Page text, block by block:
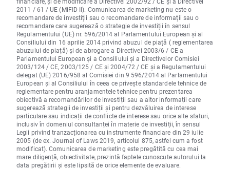
2011 / 61 / UE (MiFID II). Comunicarea de marketing nu este o
recomandare de investiții sau o recomandare de informații sau o
recomandare care sugerează o strategie de investiții în sensul
Regulamentului (UE) nr. 596/2014 al Parlamentului European și al
Consiliului din 16 aprilie 2014 privind abuzul de piață ( reglementarea
abuzului de piață) și de abrogare a Directivei 2003/6 / CE a
Parlamentului European și a Consiliului și a Directivelor Comisiei
2003/124 / CE, 2003/125 / CE și 2004/72 / CE și a Regulamentului
delegat (UE) 2016/958 al Comisiei din 9 596/2014 al Parlamentului
European și al Consiliului în ceea ce privește standardele tehnice de
reglementare pentru aranjamentele tehnice pentru prezentarea
obiectivă a recomandărilor de investiții sau a altor informații care
sugerează strategii de investiții și pentru dezvăluirea de interese
particulare sau indicații de conflicte de interese sau orice alte sfaturi,
inclusiv în domeniul consultanței în materie de investiții, în sensul
Legii privind tranzacționarea cu instrumente financiare din 29 iulie
2005 (de ex. Journal of Laws 2019, articolul 875, astfel cum a fost
modificat). Comunicarea de marketing este pregătită cu cea mai
mare diligență, obiectivitate, prezintă faptele cunoscute autorului la
data pregătirii și este lipsită de orice elemente de evaluare.